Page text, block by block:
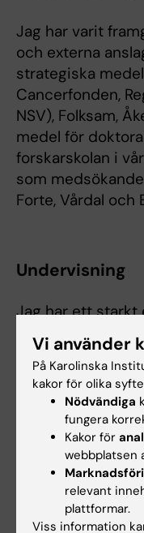
Jag har varit
och externa
strategiska
Cancerfonden,
NSV), Folksam,
medel för
forskarskolan i
som
Forte, Vårdal och
Undervisning
Jag har ett starkt
aktivt med att
med studentens
sedan år 2011
akademin vid
som professor
avdelningens
och
varit
Vi använder
På Karolinska
kakor för olika
Nödvändiga
fungera
Kakor för
webbplatsen
relevant
plattformar.
Viss information